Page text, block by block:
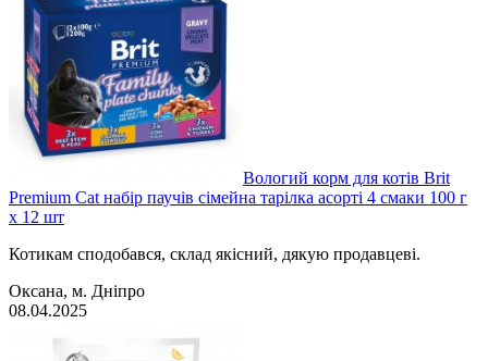
Вологий корм для котів Brit
Premium Cat набір паучів сімейна тарілка асорті 4 смаки 100 г
х 12 шт
Котикам сподобався, склад якісний, дякую продавцеві.
Оксана, м. Дніпро
08.04.2025